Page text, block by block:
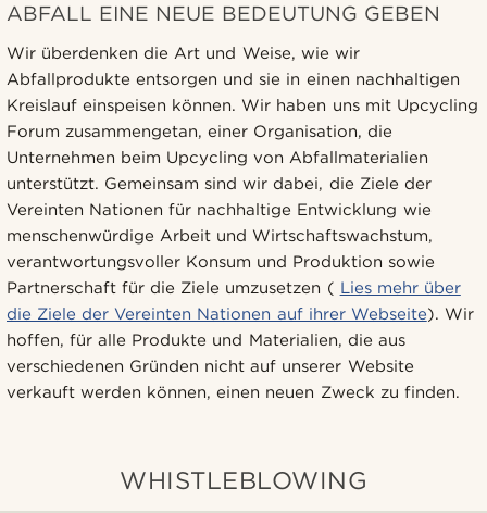
ABFALL EINE NEUE BEDEUTUNG GEBEN
Wir überdenken die Art und Weise, wie wir
Abfallprodukte entsorgen und sie in einen nachhaltigen
Kreislauf einspeisen können. Wir haben uns mit Upcycling
Forum zusammengetan, einer Organisation, die
Unternehmen beim Upcycling von Abfallmaterialien
unterstützt. Gemeinsam sind wir dabei, die Ziele der
Vereinten Nationen für nachhaltige Entwicklung wie
menschenwürdige Arbeit und Wirtschaftswachstum,
verantwortungsvoller Konsum und Produktion sowie
Partnerschaft für die Ziele umzusetzen ( Lies mehr über
die Ziele der Vereinten Nationen auf ihrer Webseite). Wir
hoffen, für alle Produkte und Materialien, die aus
verschiedenen Gründen nicht auf unserer Website
verkauft werden können, einen neuen Zweck zu finden.
WHISTLEBLOWING